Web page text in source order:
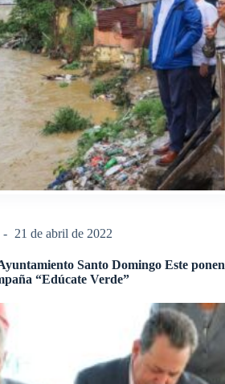
21 de abril de 2022
Santo Domingo Este ponen
“Edúcate Verde”